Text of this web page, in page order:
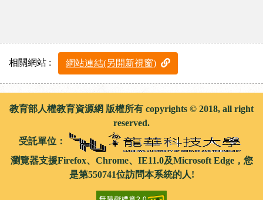
相關網站 : 網站連結(另開新視窗)
教育部人權教育資源網 版權所有 copyrights © 2018, all right
reserved.
受託單位：
瀏覽器支援Firefox、Chrome、IE11.0及Microsoft Edge，您
是第550741位訪問本系統的人!